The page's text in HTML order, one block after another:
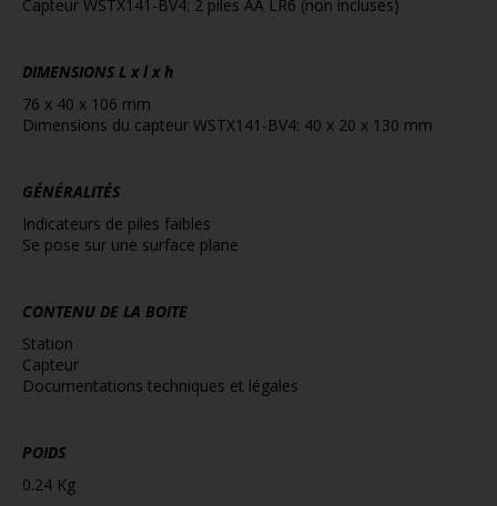
Capteur WSTX141-BV4: 2 piles AA LR6 (non incluses)
DIMENSIONS L x l x h
76 x 40 x 106 mm
Dimensions du capteur WSTX141-BV4: 40 x 20 x 130 mm
GÉNÉRALITÉS
Indicateurs de piles faibles
Se pose sur une surface plane
CONTENU DE LA BOITE
Station
Capteur
Documentations techniques et légales
POIDS
0.24 Kg